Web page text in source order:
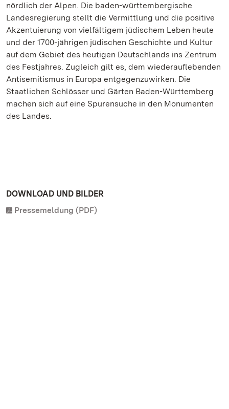
nördlich der Alpen. Die baden-württembergische
Landesregierung stellt die Vermittlung und die positive
Akzentuierung von vielfältigem jüdischem Leben heute
und der 1700-jährigen jüdischen Geschichte und Kultur
auf dem Gebiet des heutigen Deutschlands ins Zentrum
des Festjahres. Zugleich gilt es, dem wiederauflebenden
Antisemitismus in Europa entgegenzuwirken. Die
Staatlichen Schlösser und Gärten Baden-Württemberg
machen sich auf eine Spurensuche in den Monumenten
des Landes.
DOWNLOAD UND BILDER
Pressemeldung (PDF)